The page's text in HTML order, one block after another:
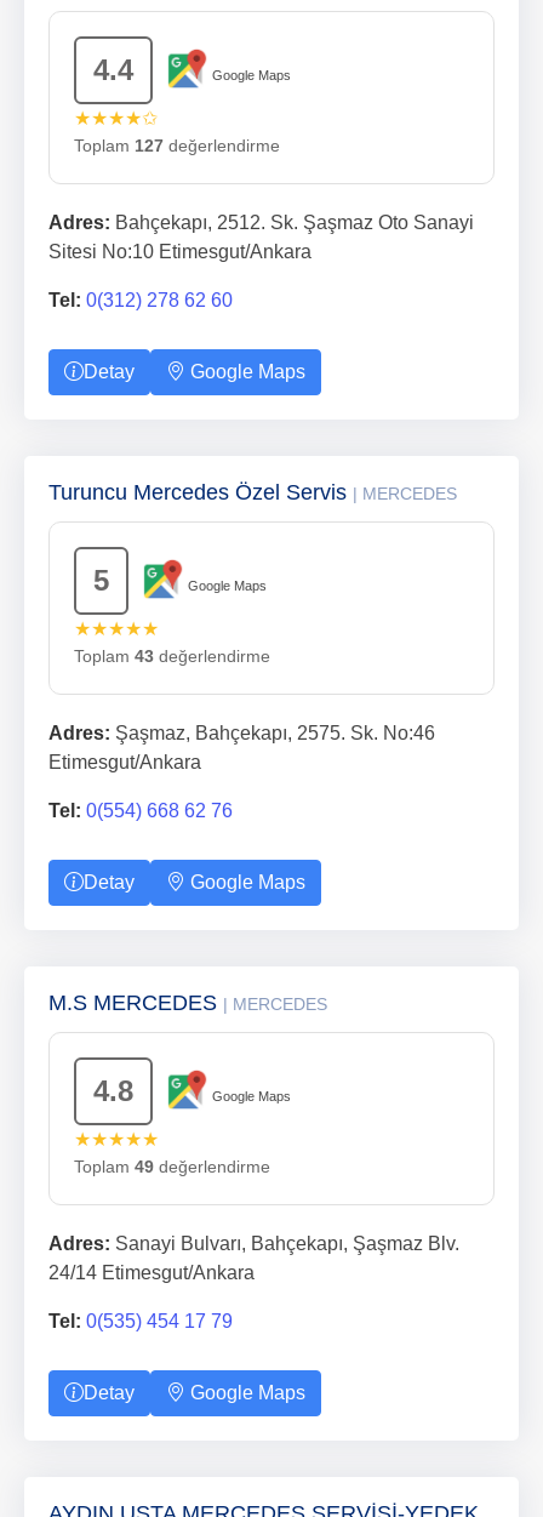
4.4 Google Maps
★★★★✩
Toplam 127 değerlendirme
Adres: Bahçekapı, 2512. Sk. Şaşmaz Oto Sanayi
Sitesi No:10 Etimesgut/Ankara
Tel: 0(312) 278 62 60
Detay Google Maps
Turuncu Mercedes Özel Servis | MERCEDES
5 Google Maps
★★★★★
Toplam 43 değerlendirme
Adres: Şaşmaz, Bahçekapı, 2575. Sk. No:46
Etimesgut/Ankara
Tel: 0(554) 668 62 76
Detay Google Maps
M.S MERCEDES | MERCEDES
4.8 Google Maps
★★★★★
Toplam 49 değerlendirme
Adres: Sanayi Bulvarı, Bahçekapı, Şaşmaz Blv.
24/14 Etimesgut/Ankara
Tel: 0(535) 454 17 79
Detay Google Maps